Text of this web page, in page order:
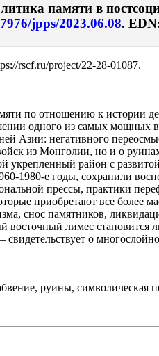
памяти в
jpps/2023.06.08.
rscf.ru/project/22-28-01087.
по отношению к истории
одного из самых мощных
Азии: негативного
из Монголии, но и о
укрепленный район с
1980‑е годы, сохранили
прессы, практики
приобретают все более
снос памятников,
лимес
о
руины, символическая